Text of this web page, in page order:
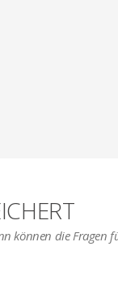
können die Fragen